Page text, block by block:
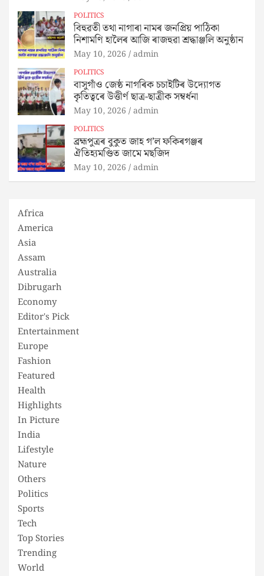
POLITICS
বিহুৱতী তথা নাগাৰা নামৰ জনপ্ৰিয় পাঠিকা
নিশামণি হালৈৰ আজি ৰাজহুৱা শ্ৰদ্ধাঞ্জলি অনুষ্ঠান
May 10, 2026 admin
POLITICS
বাসুগাঁও জেষ্ঠ নাগৰিক চচাইটিৰ উদ্যোগত
কৃতিত্বৰে উত্তীৰ্ণ ছাত্ৰ-ছাত্ৰীক সম্বৰ্ধনা
May 10, 2026 admin
POLITICS
ব্ৰহ্মপুত্ৰৰ বুকুত জাহ গ’ল ফকিৰগঞ্জৰ
ঐতিহ্যমণ্ডিত জামে মছজিদ
May 10, 2026 admin
Africa
America
Asia
Assam
Australia
Dibrugarh
Economy
Editor's Pick
Entertainment
Europe
Fashion
Featured
Health
Highlights
In Picture
India
Lifestyle
Nature
Others
Politics
Sports
Tech
Top Stories
Trending
World